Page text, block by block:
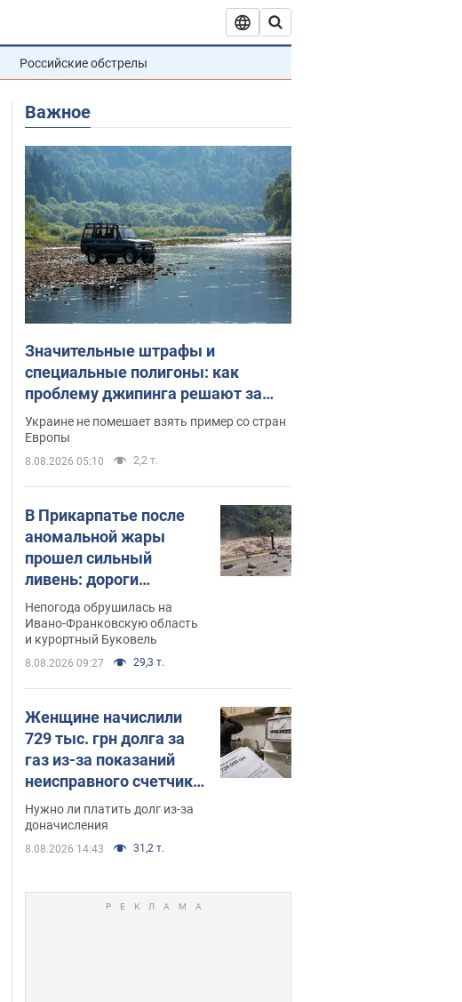
Российские обстрелы
Важное
Значительные штрафы и
специальные полигоны: как
проблему джипинга решают за
границей
Украине не помешает взять пример со стран
Европы
8.08.2026 05:10 2,2 т.
В Прикарпатье после
аномальной жары
прошел сильный
ливень: дороги
превратились в реки.
Видео
Непогода обрушилась на
Ивано-Франковскую область
и курортный Буковель
8.08.2026 09:27 29,3 т.
Женщине начислили
729 тыс. грн долга за
газ из-за показаний
неисправного счетчика:
судья вынес
неожиданное решение
Нужно ли платить долг из-за
доначисления
8.08.2026 14:43 31,2 т.